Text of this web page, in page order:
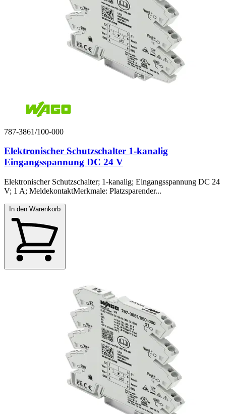
787-3861/100-000
Elektronischer Schutzschalter 1-kanalig
Eingangsspannung DC 24 V
Elektronischer Schutzschalter; 1-kanalig; Eingangsspannung DC 24
V; 1 A; MeldekontaktMerkmale: Platzsparender...
In den Warenkorb